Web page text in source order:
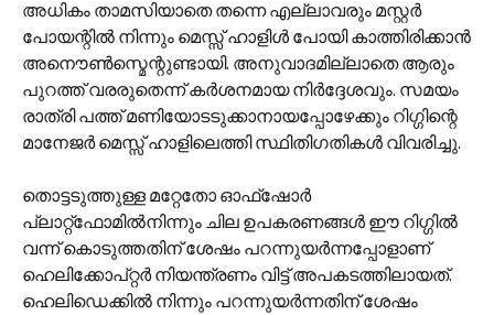
അധികം താമസിയാതെ തന്നെ എല്ലാവരും മസ്റ്റര്‍
പോയന്റില്‍ നിന്നും മെസ്സ് ഹാളിള്‍ പോയി കാത്തിരിക്കാന്‍
അനൌണ്‍സ്മെന്റുണ്ടായി. അനുവാദമില്ലാതെ ആരും
പുറത്ത് വരരുതെന്ന് കര്‍ശനമായ നിര്‍ദ്ദേശവും. സമയം
രാത്രി പത്ത് മണിയോടടുക്കാനായപ്പോഴേക്കും റിഗ്ഗിന്റെ
മാനേജര്‍ മെസ്സ് ഹാളിലെത്തി സ്ഥിതിഗതികള്‍ വിവരിച്ചു.
തൊട്ടടുത്തുള്ള മറ്റേതോ ഓഫ്‌ഷോര്‍
പ്ലാറ്റ്ഫോമില്‍നിന്നും ചില ഉപകരണങ്ങള്‍ ഈ റിഗ്ഗില്‍
വന്ന് കൊടുത്തതിന് ശേഷം പറന്നുയര്‍ന്നപ്പോളാണ്
ഹെലിക്കോപ്റ്റര്‍ നിയന്ത്രണം വിട്ട് അപകടത്തിലായത്.
ഹെലിഡെക്കില്‍ നിന്നും പറന്നുയര്‍ന്നതിന് ശേഷം